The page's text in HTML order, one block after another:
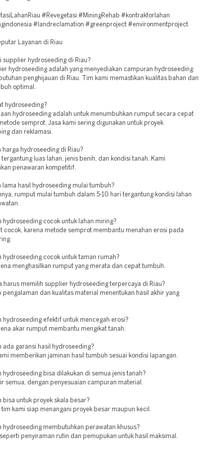
#Revegetasi #MiningRehab #kontraktorlahan
#landreclamation #greenproject #environmentproject
Layanan di Riau
supplier hydroseeding di Riau?
hydroseeding adalah yang menyediakan campuran hydroseeding
penghijauan di Riau. Tim kami memastikan kualitas bahan dan
optimal.
hydroseeding?
hydroseeding adalah untuk menumbuhkan rumput secara cepat
semprot. Jasa kami sering digunakan untuk proyek
dan reklamasi.
harga hydroseeding di Riau?
tergantung luas lahan, jenis benih, dan kondisi tanah. Kami
penawaran kompetitif.
lama hasil hydroseeding mulai tumbuh?
rumput mulai tumbuh dalam 5-10 hari tergantung kondisi lahan
hydroseeding cocok untuk lahan miring?
cocok, karena metode semprot membantu menahan erosi pada
hydroseeding cocok untuk taman rumah?
menghasilkan rumput yang merata dan cepat tumbuh.
harus memilih supplier hydroseeding terpercaya di Riau?
pengalaman dan kualitas material menentukan hasil akhir yang
hydroseeding efektif untuk mencegah erosi?
akar rumput membantu mengikat tanah.
ada garansi hasil hydroseeding?
memberikan jaminan hasil tumbuh sesuai kondisi lapangan.
hydroseeding bisa dilakukan di semua jenis tanah?
semua, dengan penyesuaian campuran material.
bisa untuk proyek skala besar?
tim kami siap menangani proyek besar maupun kecil.
hydroseeding membutuhkan perawatan khusus?
seperti penyiraman rutin dan pemupukan untuk hasil maksimal.